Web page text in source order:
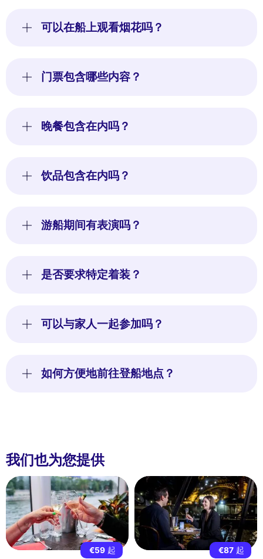
可以在船上观看烟花吗？
门票包含哪些内容？
晚餐包含在内吗？
饮品包含在内吗？
游船期间有表演吗？
是否要求特定着装？
可以与家人一起参加吗？
如何方便地前往登船地点？
我们也为您提供
€59 起 €87起